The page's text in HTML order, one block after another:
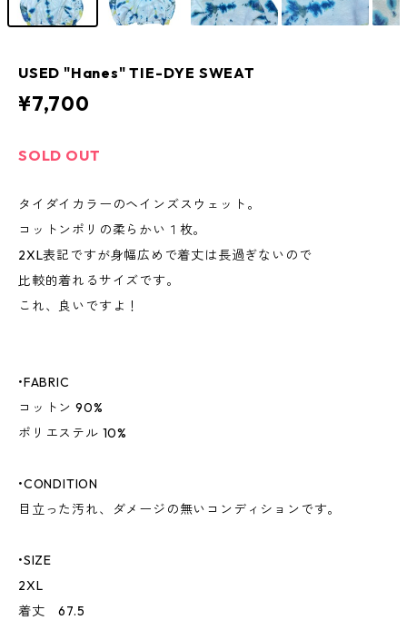
USED "Hanes" TIE-DYE SWEAT
¥7,700
SOLD OUT
タイダイカラーのヘインズスウェット。
コットンポリの柔らかい１枚。
2XL表記ですが身幅広めで着丈は長過ぎないので
比較的着れるサイズです。
これ、良いですよ！
•FABRIC
コットン 90%
ポリエステル 10%
•CONDITION
目立った汚れ、ダメージの無いコンディションです。
•SIZE
2XL
着丈 67.5